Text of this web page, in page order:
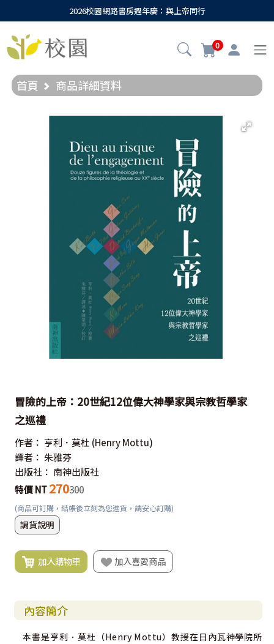
2026校園網路書房週年慶：與上帝同行
0
首頁 商品詳細資料
冒險的上帝：20世紀12位偉大神學家與宗教哲學家
之巡禮
作者： 亨利．莫杜 (Henry Mottu)
譯者： 朱雅芬
出版社： 南神出版社
特價 NT 270300
(商品可訂購，結帳後立刻為您進貨，請安心訂購)
調貨說明
加入購物車 加入喜愛商品
內容簡介
本書是亨利．莫杜（Henry Mottu）教授在日內瓦神學院所